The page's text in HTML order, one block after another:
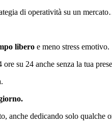
di operatività su un
libero e meno stress emotivo.
su 24 anche senza la tua
anche dedicando solo qualche